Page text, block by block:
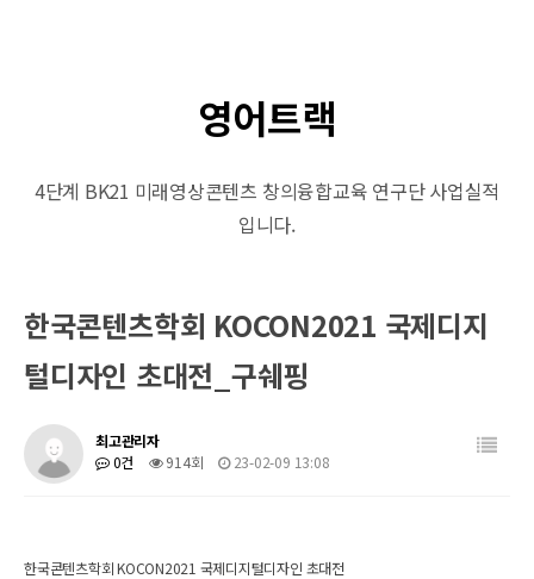
영어트랙
4단계 BK21 미래영상콘텐츠 창의융합교육 연구단 사업실적
입니다.
한국콘텐츠학회 KOCON2021 국제디지
털디자인 초대전_구쉐핑
최고관리자
0건
914회 23-02-09 13:08
한국콘텐츠학회 KOCON2021 국제디지털디자인 초대전